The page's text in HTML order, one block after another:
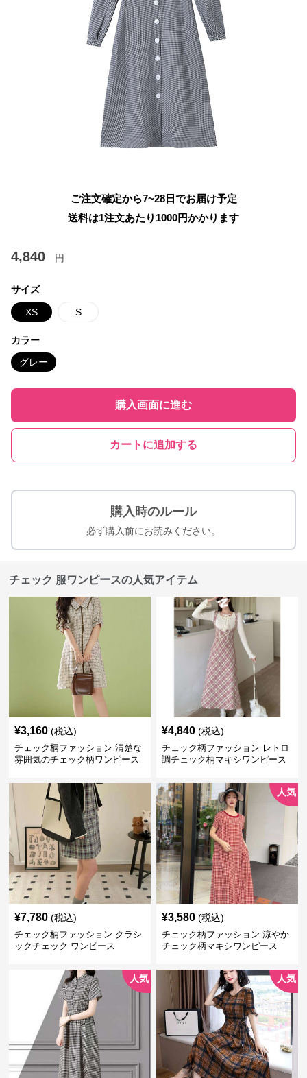
ご注文確定から7~28日でお届け予定
送料は1注文あたり 1000円かかります
4,840 円
サイズ
XS S
カラー
グレー
購入画面に進む
カートに追加する
購入時のルール
必ず購入前にお読みください。
チェック 服ワンピースの人気アイテム
¥3,160 (税込)
チェック柄ファッション 清楚な
雰囲気のチェック柄ワンピース
¥4,840 (税込)
チェック柄ファッション レトロ
調チェック柄マキシワンピース
¥7,780 (税込)
チェック柄ファッション クラシ
ックチェック ワンピース
人気
¥3,580 (税込)
チェック柄ファッション 涼やか
チェック柄マキシワンピース
人気 人気